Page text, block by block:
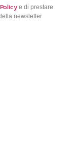
e di prestare
newsletter